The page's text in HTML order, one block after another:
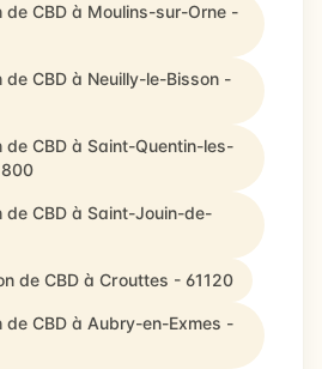
CBD à Moulins-sur-Orne -
CBD à Neuilly-le-Bisson -
CBD à Saint-Quentin-les-
CBD à Saint-Jouin-de-
de CBD à Crouttes - 61120
CBD à Aubry-en-Exmes -